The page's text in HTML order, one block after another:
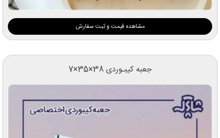
مشاهده قیمت و ثبت سفارش
جعبه کیبـوردی 38×35×7